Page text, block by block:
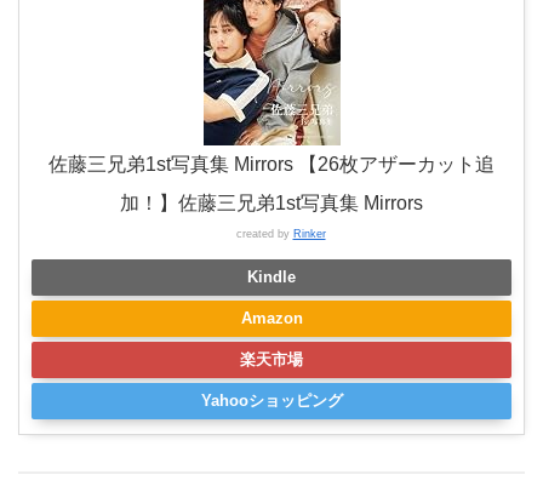
佐藤三兄弟1st写真集 Mirrors 【26枚アザーカット追
加！】佐藤三兄弟1st写真集 Mirrors
created by Rinker
Kindle
Amazon
楽天市場
Yahooショッピング